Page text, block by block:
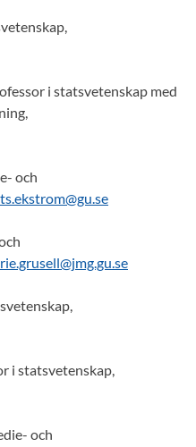
i statsvetenskap med
och
i statsvetenskap,
och